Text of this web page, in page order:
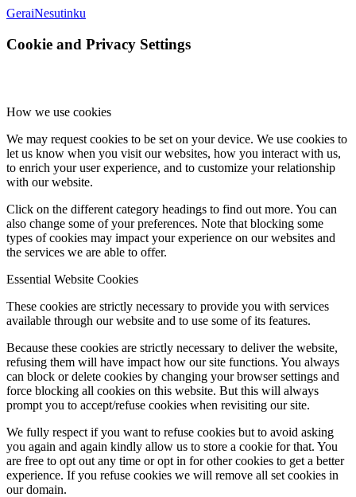
GeraiNesutinku
Cookie and Privacy Settings
How we use cookies
We may request cookies to be set on your device. We use cookies to
let us know when you visit our websites, how you interact with us,
to enrich your user experience, and to customize your relationship
with our website.
Click on the different category headings to find out more. You can
also change some of your preferences. Note that blocking some
types of cookies may impact your experience on our websites and
the services we are able to offer.
Essential Website Cookies
These cookies are strictly necessary to provide you with services
available through our website and to use some of its features.
Because these cookies are strictly necessary to deliver the website,
refusing them will have impact how our site functions. You always
can block or delete cookies by changing your browser settings and
force blocking all cookies on this website. But this will always
prompt you to accept/refuse cookies when revisiting our site.
We fully respect if you want to refuse cookies but to avoid asking
you again and again kindly allow us to store a cookie for that. You
are free to opt out any time or opt in for other cookies to get a better
experience. If you refuse cookies we will remove all set cookies in
our domain.